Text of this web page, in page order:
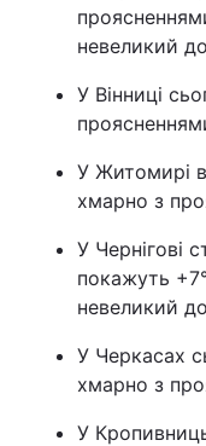
Тема оформлення
невеликий
У Вінниці
У Житомирі в
хмарно з
У Чернігові
покажуть
невеликий
У Черкасах
хмарно з
У